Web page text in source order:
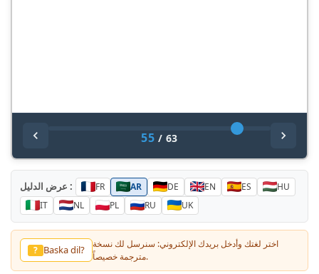
55 / 63
عرض الدليل : FR AR DE EN ES
HU
IT
NL PL RU UK
? Annat sprak?
اختر لغتك وأدخل بريدك الإلكتروني: سنرسل لك نسخة